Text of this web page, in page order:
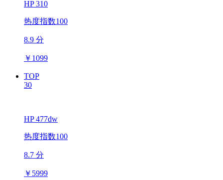
HP 310
热度指数100
8.9 分
￥ 1099
TOP
30
HP 477dw
热度指数100
8.7 分
￥ 5999